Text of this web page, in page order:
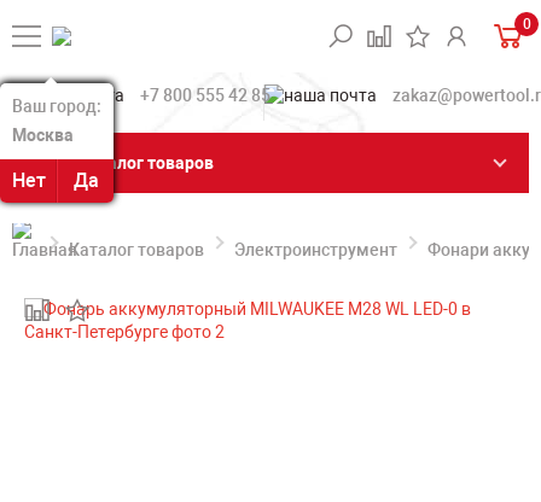
Ваш город:
Москва
Нет Да
Ваш город:
Москва
Нет Да
0
+7 800 555 42 85
Каталог товаров
Каталог товаров Электроинструмент Фонари